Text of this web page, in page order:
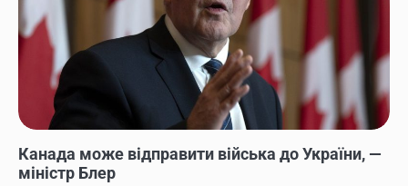
Канада може відправити війська до України, —
міністр Блер